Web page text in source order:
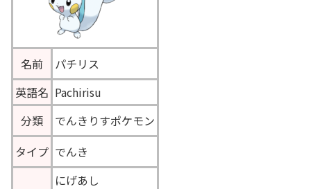
名前
パチリス
英語名 Pachirisu
分類
でんきりすポケモン
タイプ でんき
にげあし